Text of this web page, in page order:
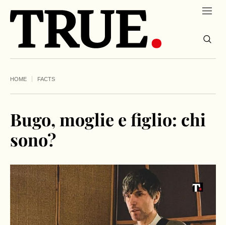
HOME FACTS
Bugo, moglie e figlio: chi
sono?